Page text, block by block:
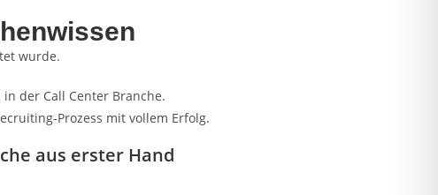
wurde.
der Call Center Branche.
Prozess mit vollem Erfolg.
aus erster Hand